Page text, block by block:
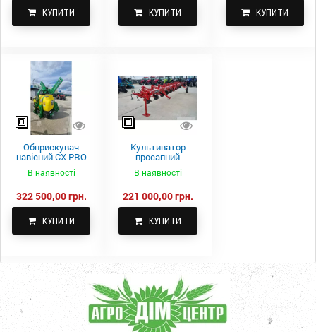
КУПИТИ КУПИТИ КУПИТИ
Обприскувач
навісний CX PRO
В наявності
322 500,00 грн.
КУПИТИ
Культиватор
просапний
КПН-5,6-05
В наявності
221 000,00 грн.
КУПИТИ